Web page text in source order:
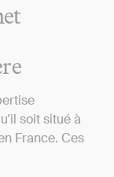
soit situé à
France. Ces